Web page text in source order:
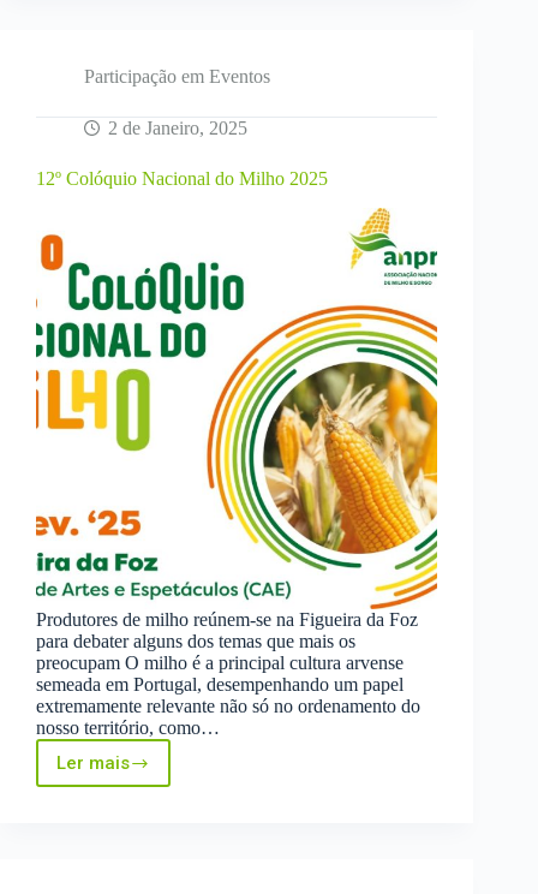
Robotics
–
2025
Toulouse,
Participação em Eventos
2 de Janeiro, 2025
12º Colóquio Nacional do Milho 2025
Produtores de milho reúnem-se na Figueira da Foz
para debater alguns dos temas que mais os
preocupam O milho é a principal cultura arvense
semeada em Portugal, desempenhando um papel
extremamente relevante não só no ordenamento do
nosso território, como…
Ler mais
12º
Colóquio